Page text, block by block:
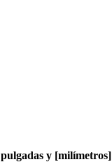
pulgadas y [milímetros]